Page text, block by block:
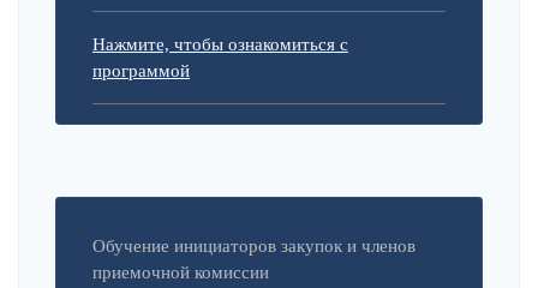
Нажмите, чтобы ознакомиться с
программой
Обучение инициаторов закупок и членов
приемочной комиссии